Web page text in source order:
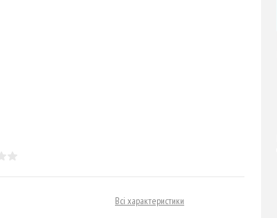
Всі характеристики